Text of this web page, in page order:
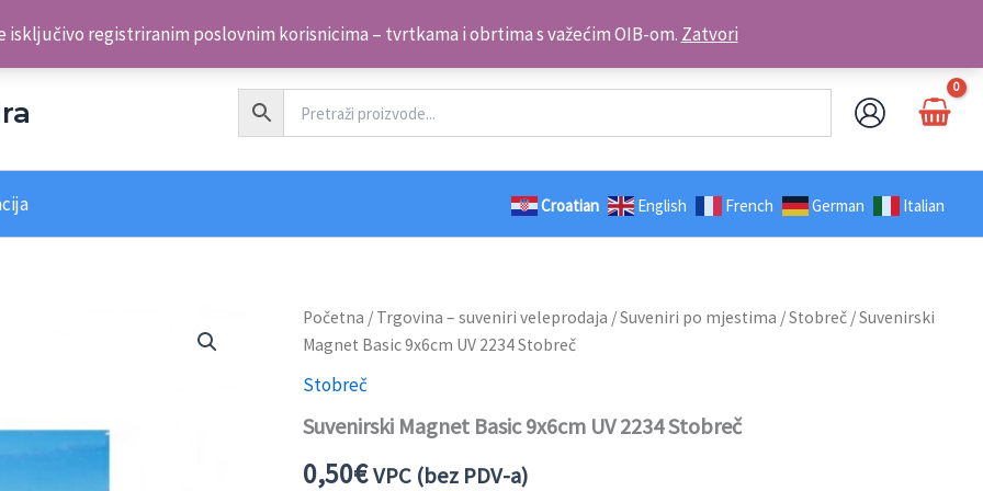
isključivo registriranim poslovnim korisnicima – tvrtkama i obrtima s važećim OIB-om. ZatvoriKontakt telefon: +385 98 179 3891
Croatian English French German Italian
Početna / Trgovina – suveniri veleprodaja /Suveniri po mjestima /Stobreč / Suvenirski
Magnet Basic 9x6cm UV 2234 Stobreč
Stobreč
Suvenirski Magnet Basic 9x6cm UV 2234 Stobreč
0,50€VPC (bez PDV-a)
Suvenirski
Magnet
Basic
9x6cm
2234
količina